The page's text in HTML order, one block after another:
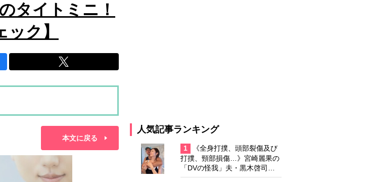
タイトミニ！
ク】
本文に戻る
人気記事ランキング
1
《全身打撲、頭部裂傷及び
打撲、頸部損傷…》宮崎麗果の
「DVの怪我」夫・黒木啓司の
逮捕で始まる「夫婦の闘争」